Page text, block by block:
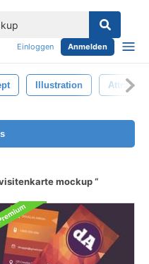
Einloggen Anmelden
Illustration Attrappe
mockup